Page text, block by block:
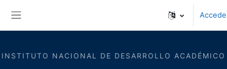
INSTITUTO NACIONAL DE DESARROLLO ACADÉMICO